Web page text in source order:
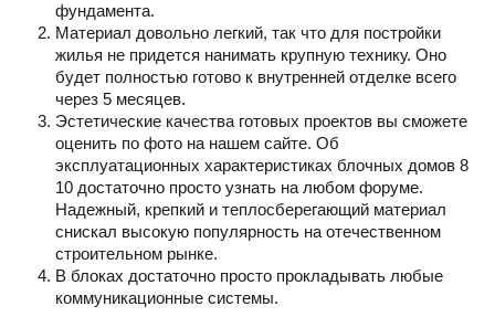
фундамента.
Материал довольно легкий, так что для постройки
жилья не придется нанимать крупную технику. Оно
будет полностью готово к внутренней отделке всего
через 5 месяцев.
Эстетические качества готовых проектов вы сможете
оценить по фото на нашем сайте. Об
эксплуатационных характеристиках блочных домов 8
10 достаточно просто узнать на любом форуме.
Надежный, крепкий и теплосберегающий материал
снискал высокую популярность на отечественном
строительном рынке.
В блоках достаточно просто прокладывать любые
коммуникационные системы.